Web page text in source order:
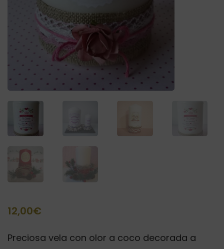
12,00€
Preciosa vela con olor a coco decorada a